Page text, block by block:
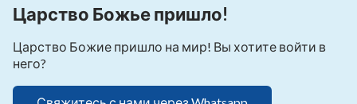
Царство Божье пришло!
Царство Божие пришло на мир! Вы хотите войти в
него?